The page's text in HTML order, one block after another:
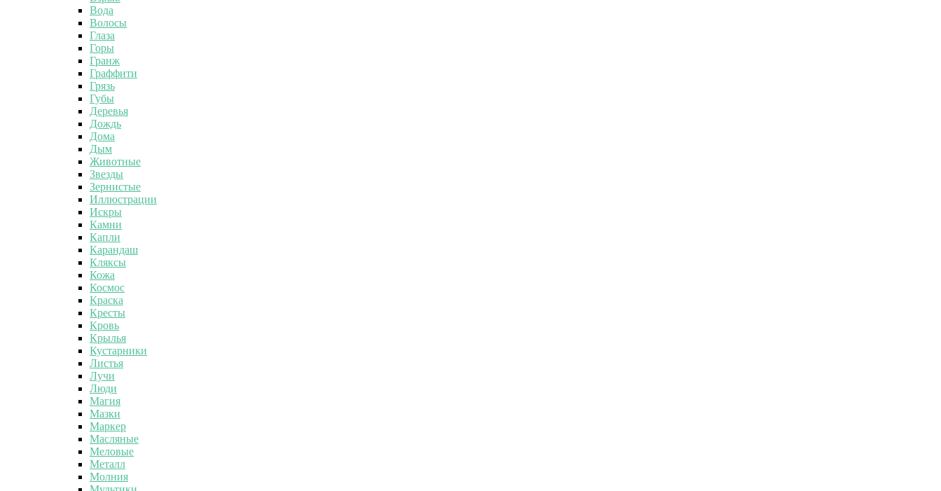
Вода
Волосы
Глаза
Горы
Гранж
Граффити
Грязь
Губы
Деревья
Дождь
Дома
Дым
Животные
Звезды
Зернистые
Иллюстрации
Искры
Камни
Капли
Карандаш
Кляксы
Кожа
Космос
Краска
Кресты
Кровь
Крылья
Кустарники
Листья
Лучи
Люди
Магия
Мазки
Маркер
Масляные
Меловые
Металл
Молния